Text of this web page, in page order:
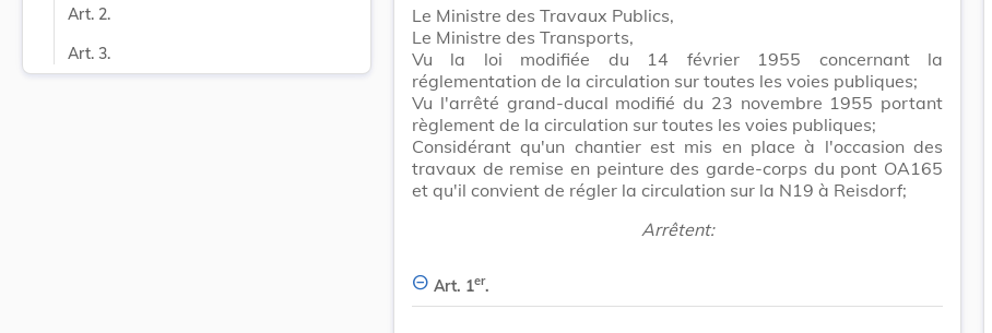
Art. 2.
Art. 3.
Le Ministre des Travaux Publics,
Le Ministre des Transports,
Vu la loi modifiée du 14 février 1955 concernant la
réglementation de la circulation sur toutes les voies publiques;
Vu l'arrêté grand-ducal modifié du 23 novembre 1955 portant
règlement de la circulation sur toutes les voies publiques;
Considérant qu'un chantier est mis en place à l'occasion des
travaux de remise en peinture des garde-corps du pont OA165
et qu'il convient de régler la circulation sur la N19 à Reisdorf;
Arrêtent:
Art. 1er.